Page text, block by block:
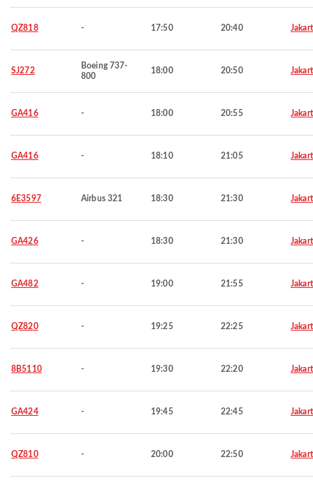
QZ818 - 17:50 20:40
SJ272
Boeing 737-
800
18:00 20:50
GA416 - 18:00 20:55
GA416 - 18:10 21:05
6E3597 Airbus 321 18:30 21:30
GA426 - 18:30 21:30
GA482 - 19:00 21:55
QZ820 - 19:25 22:25
8B5110 - 19:30 22:20
GA424 - 19:45 22:45
QZ810 - 20:00 22:50